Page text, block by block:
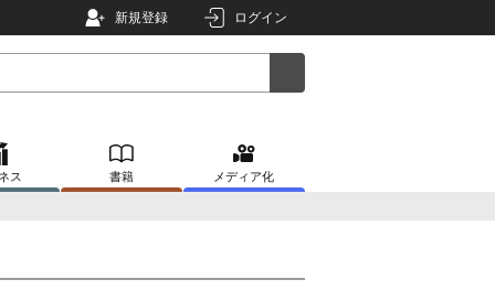
新規登録 ログイン
ス 書籍 メディア化